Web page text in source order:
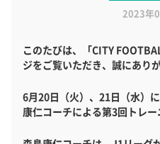
2023年
このたびは、「CITY
ジをご覧いただき、誠にあり
6月20日（火）、21日（水）
康仁コーチによる第3回トレー